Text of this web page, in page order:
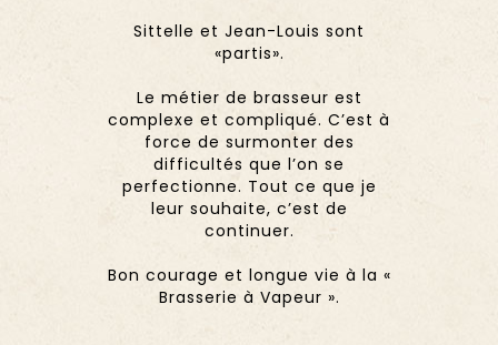
Sittelle et Jean-Louis sont
«partis».
Le métier de brasseur est
complexe et compliqué. C’est à
force de surmonter des
difficultés que l’on se
perfectionne. Tout ce que je
leur souhaite, c’est de
continuer.
Bon courage et longue vie à la «
Brasserie à Vapeur ».